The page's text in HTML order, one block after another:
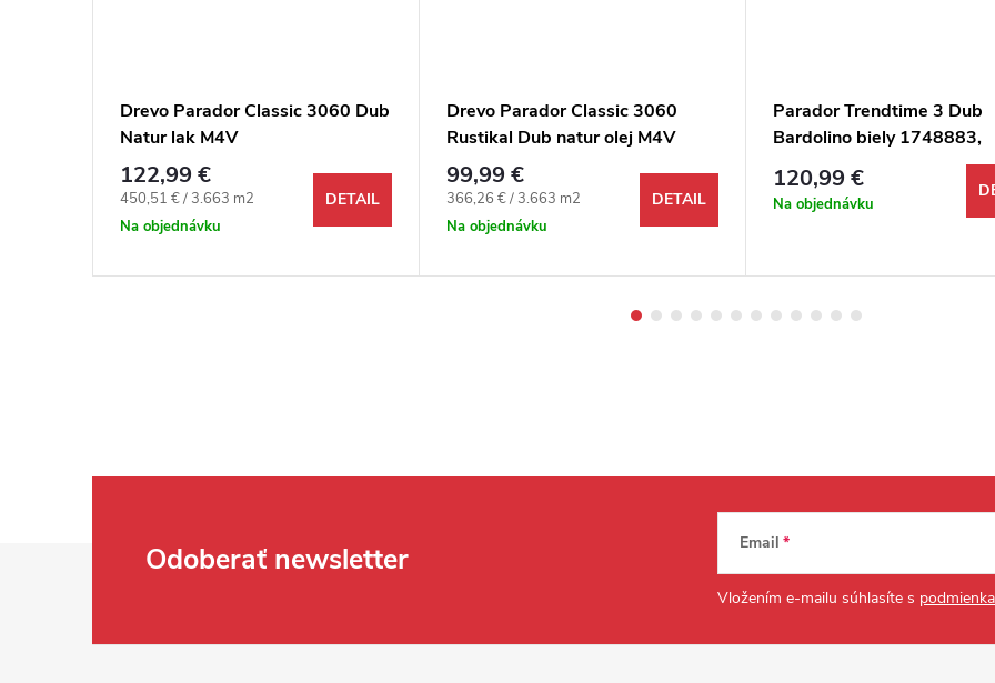
Drevo Parador Classic 3060 Dub
Natur lak M4V
122,99 €
Jednotková cena:
450,51 € / 3.663 m2
Na objednávku
DETAIL
Drevo Parador Classic 3060
Rustikal Dub natur olej M4V
99,99 €
Jednotková cena:
366,26 € / 3.663 m2
Na objednávku
DETAIL
Parador Trendtime 3 Dub
Bardolino biely 1748883,
Drevená podlaha Rybia
M4V lak
120,99 €
Na objednávku
Odoberať newsletter Email
Vložením e-mailu súhlasíte s